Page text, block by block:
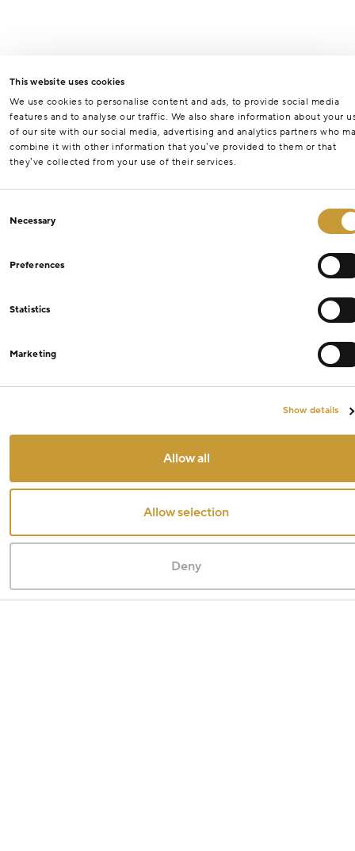
This website uses cookies
We use cookies to personalise content and ads, to provide social media
features and to analyse our traffic. We also share information about your
of our site with our social media, advertising and analytics partners who
combine it with other information that you’ve provided to them or that
they’ve collected from your use of their services.
Selection
Necessary
Preferences
Statistics
Marketing
Show details
Allow all
Allow selection
Deny